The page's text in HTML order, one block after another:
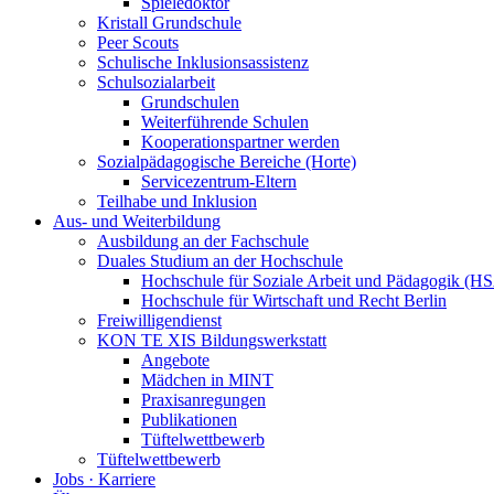
Kristall Grundschule
Peer Scouts
Schulische Inklusionsassistenz
Schulsozialarbeit
Grundschulen
Weiterführende Schulen
Kooperationspartner werden
Sozialpädagogische Bereiche (Horte)
Servicezentrum-Eltern
Teilhabe und Inklusion
Aus- und Weiterbildung
Ausbildung an der Fachschule
Duales Studium an der Hochschule
Hochschule für Soziale Arbeit und Pädagogik
Hochschule für Wirtschaft und Recht Berlin
Freiwilligendienst
KON TE XIS Bildungswerkstatt
Angebote
Mädchen in MINT
Praxisanregungen
Publikationen
Tüftelwettbewerb
Tüftelwettbewerb
Jobs · Karriere